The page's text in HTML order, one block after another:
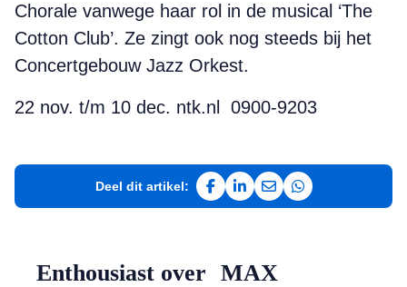
Chorale vanwege haar rol in de musical ‘The
Cotton Club’. Ze zingt ook nog steeds bij het
Concertgebouw Jazz Orkest.
22 nov. t/m 10 dec. ntk.nl 0900-9203
Deel dit artikel:
Deel op Facebook
Deel op LinkedIn
Deel via e-mail
Deel via
Enthousiast over MAX